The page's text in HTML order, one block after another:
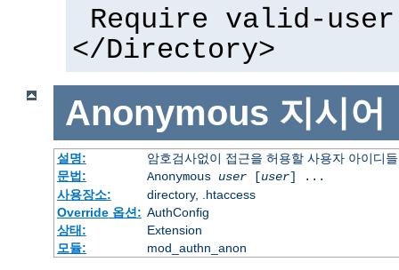
Require valid-user
</Directory>
Anonymous 지시어
설명:
암호검사없이 접근을 허용할 사용자 아이디
문법:
Anonymous user[user] ...
사용장소:
directory, .htaccess
Override 옵션: AuthConfig
상태:
Extension
모듈:
mod_authn_anon